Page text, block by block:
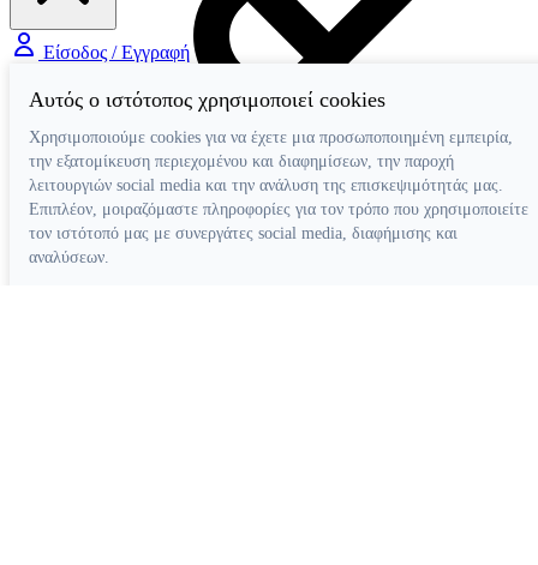
Διάφορα Βοηθήματα
Είσοδος / Εγγραφή
Αυτός ο ιστότοπος χρησιμοποιεί cookies
Χρησιμοποιούμε cookies για να έχετε μια προσωποποιημένη εμπειρία,
την εξατομίκευση περιεχομένου και διαφημίσεων, την παροχή
λειτουργιών social media και την ανάλυση της επισκεψιμότητάς μας.
Επιπλέον, μοιραζόμαστε πληροφορίες για τον τρόπο που χρησιμοποιείτε
τον ιστότοπό μας με συνεργάτες social media, διαφήμισης και
αναλύσεων.